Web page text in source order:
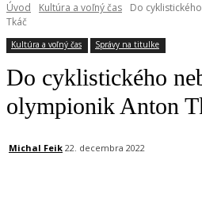
Úvod Kultúra a voľný čas
Do
Tkáč
Kultúra a voľný čas Správy na titulke
Do cyklistického
olympionik Anton
Michal Feik 22. decembra 2022